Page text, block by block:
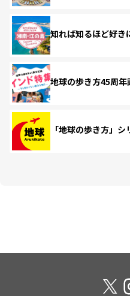
知れば知るほど好き
地球の歩き方45周年
「地球の歩き方」